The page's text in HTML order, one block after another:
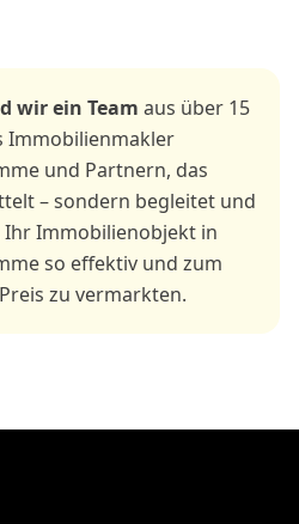
wir ein Team aus über 15
Immobilienmakler
und Partnern, das
– sondern begleitet und
Immobilienobjekt in
so effektiv und zum
zu vermarkten.